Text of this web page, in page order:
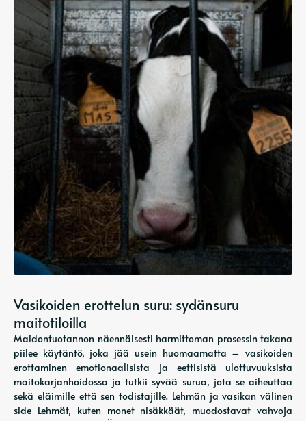
Vasikoiden erottelun suru: sydänsuru
maitotiloilla
Maidontuotannon näennäisesti harmittoman prosessin takana
piilee käytäntö, joka jää usein huomaamatta – vasikoiden
erottaminen emotionaalisista ja eettisistä ulottuvuuksista
maitokarjanhoidossa ja tutkii syvää surua, jota se aiheuttaa
sekä eläimille että sen todistajille. Lehmän ja vasikan välinen
side Lehmät, kuten monet nisäkkäät, muodostavat vahvoja